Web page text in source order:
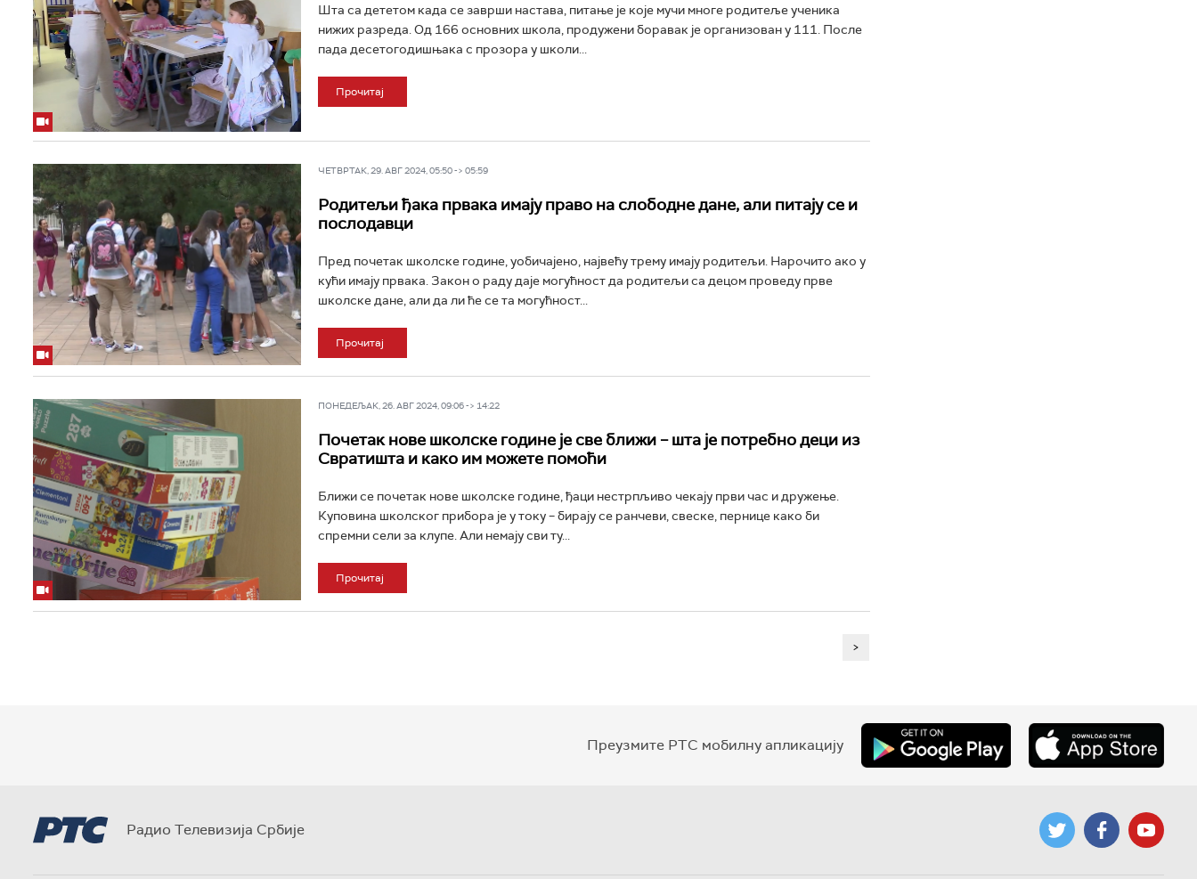
Шта са дететом када се заврши настава, питање је које мучи многе родитеље ученика
нижих разреда. Од 166 основних школа, продужени боравак је организован у 111. После
пада десетогодишњака с прозора у школи...
Прочитај
ЧЕТВРТАК, 29. АВГ 2024, 05:50 -> 05:59
Родитељи ђака првака имају право на слободне дане, али питају се и
послодавци
Пред почетак школске године, уобичајено, највећу трему имају родитељи. Нарочито ако у
кући имају првака. Закон о раду даје могућност да родитељи са децом проведу прве
школске дане, али да ли ће се та могућност...
Прочитај
ПОНЕДЕЉАК, 26. АВГ 2024, 09:06 -> 14:22
Почетак нове школске године је све ближи – шта је потребно деци из
Свратишта и како им можете помоћи
Ближи се почетак нове школске године, ђаци нестрпљиво чекају први час и дружење.
Куповина школског прибора је у току – бирају се ранчеви, свеске, пернице како би
спремни сели за клупе. Али немају сви ту...
Прочитај
>
Преузмите РТС мобилну апликацију
Радио Телевизија Србије